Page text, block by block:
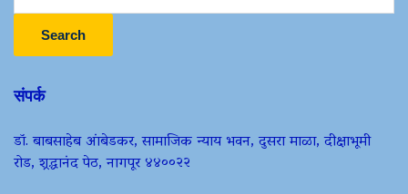
Search
संपर्क
डॉ. बाबसाहेब आंबेडकर, सामाजिक न्याय भवन, दुसरा माळा, दीक्षाभूमी
रोड, श्रद्धानंद पेठ, नागपूर ४४००२२